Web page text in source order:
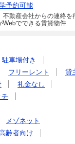
予約可能
不動産会社からの連絡を
Webでできる賃貸物件
駐車場付き
フリーレント
貸
礼金なし
メゾネット
齢者向け